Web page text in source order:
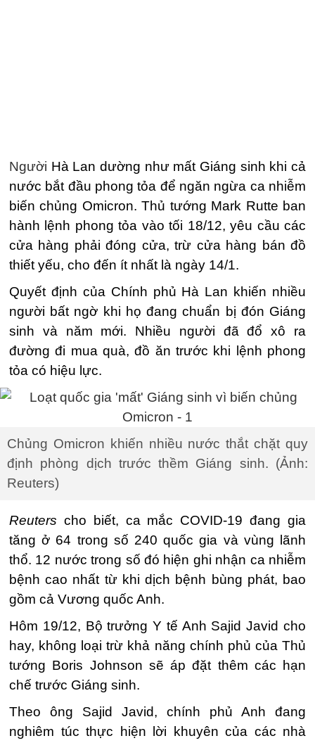
Người Hà Lan dường như mất Giáng sinh khicả
nước bắt đầu phong tỏa để ngăn ngừa ca nhiễm
biến chủng Omicron.Thủ tướng Mark Rutte ban
hành lệnh phong tỏa vào tối 18/12, yêu cầu các
cửa hàng phải đóng cửa, trừ cửa hàng bán đồ
thiết yếu, cho đến ít nhất là ngày 14/1.
Quyết định của Chính phủ Hà Lan khiến nhiều
người bất ngờ khi họ đang chuẩn bị đón Giáng
sinh và năm mới. Nhiều người đã đổ xô ra
đường đi mua quà, đồ ăn trước khi lệnh phong
tỏa có hiệu lực.
Chủng Omicron khiến nhiều nước thắt chặt quy
định phòng dịch trước thềm Giáng sinh. (Ảnh:
Reuters)
Reuters cho biết, ca mắc COVID-19 đang gia
tăng ở 64 trong số 240 quốc gia và vùng lãnh
thổ. 12 nước trong số đó hiện ghi nhận ca nhiễm
bệnh cao nhất từ khi dịch bệnh bùng phát, bao
gồm cả Vương quốc Anh.
Hôm 19/12, Bộ trưởng Y tế Anh Sajid Javid cho
hay, không loại trừ khả năng chính phủ của Thủ
tướng Boris Johnson sẽ áp đặt thêm các hạn
chế trước Giáng sinh.
Theo ông Sajid Javid, chính phủ Anh đang
nghiêm túc thực hiện lời khuyên của các nhà